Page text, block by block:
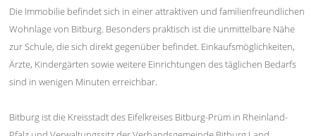
Die Immobilie befindet sich in einer attraktiven und familienfreundlichen
Wohnlage von Bitburg. Besonders praktisch ist die unmittelbare Nähe
zur Schule, die sich direkt gegenüber befindet. Einkaufsmöglichkeiten,
Ärzte, Kindergärten sowie weitere Einrichtungen des täglichen Bedarfs
sind in wenigen Minuten erreichbar.
Bitburg ist die Kreisstadt des Eifelkreises Bitburg-Prüm in Rheinland-